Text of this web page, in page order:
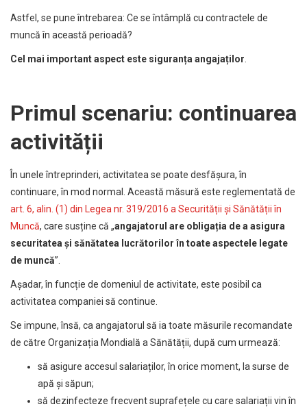
Astfel, se pune întrebarea: Ce se întâmplă cu contractele de
muncă în această perioadă?
Cel mai important aspect este siguranța angajaților
Primul scenariu: continuarea
activității
În unele întreprinderi, activitatea se poate desfășura, în
continuare, în mod normal. Această măsură este reglementată de
art. 6, alin. (1) din Legea nr. 319/2016 a Securității și Sănătății în
Muncă, care susține că „angajatorul are obligația de a asigura
securitatea și sănătatea lucrătorilor în toate aspectele legate
de muncă”.
Așadar, în funcție de domeniul de activitate, este posibil ca
activitatea companiei să continue.
Se impune, însă, ca angajatorul să ia toate măsurile recomandate
de către Organizația Mondială a Sănătății, după cum urmează:
să asigure accesul salariaților, în orice moment, la surse de
apă și săpun;
să dezinfecteze frecvent suprafețele cu care salariații vin în